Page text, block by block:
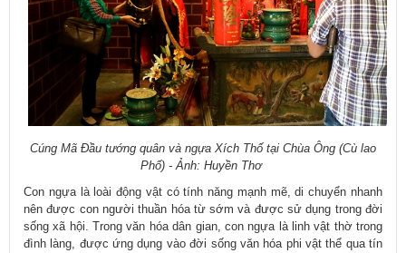
Cúng Mã Đầu tướng quân và ngựa Xích Thố tại Chùa Ông (Cù lao
Phố) - Ảnh: Huyền Thơ
Con ngựa là loài động vật có tính năng mạnh mẽ, di chuyển nhanh
nên được con người thuần hóa từ sớm và được sử dụng trong đời
sống xã hội. Trong văn hóa dân gian, con ngựa là linh vật thờ trong
đình làng, được ứng dụng vào đời sống văn hóa phi vật thể qua tín